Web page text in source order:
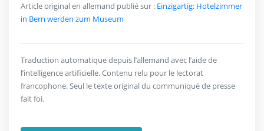
Article original en allemand publié sur : Einzigartig: Hotelzimmer
in Bern werden zum Museum
Traduction automatique depuis l’allemand avec l’aide de
l’intelligence artificielle. Contenu relu pour le lectorat
francophone. Seul le texte original du communiqué de presse
fait foi.